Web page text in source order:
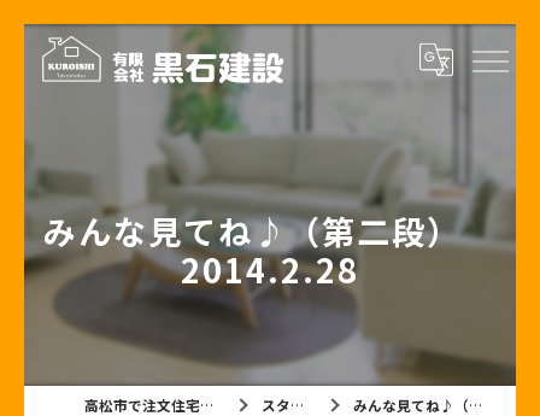
みんな見てね♪（第二段）
2014.2.28
高松市で注文住宅なら有限会社黒石建設 スタッフブログ みんな見てね♪（第二段） 2014.2.28